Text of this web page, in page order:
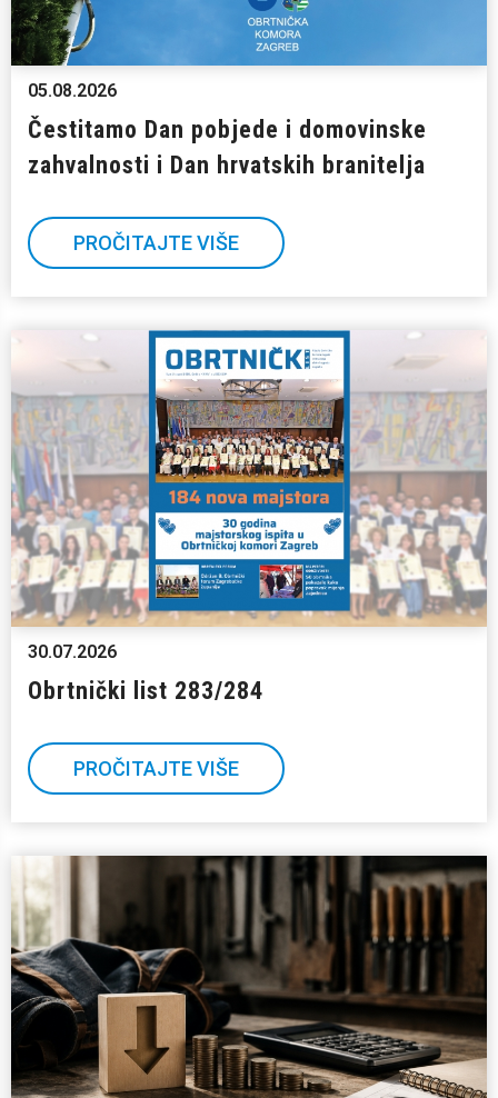
05.08.2026
Čestitamo Dan pobjede i domovinske
zahvalnosti i Dan hrvatskih branitelja
PROČITAJTE VIŠE
30.07.2026
Obrtnički list 283/284
PROČITAJTE VIŠE